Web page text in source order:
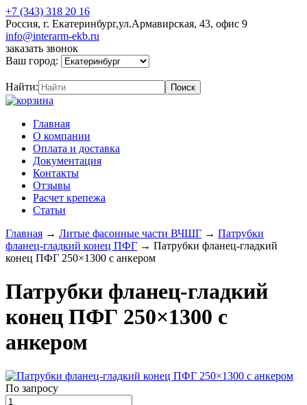
+7 (343) 318 20 16
Россия, г. Екатеринбург,ул.Армавирская, 43, офис 9
info@interarm-ekb.ru
заказать звонок
Ваш город:
Найти:
Главная
О компании
Оплата и доставка
Документация
Контакты
Отзывы
Расчет крепежа
Статьи
Главная → Литые фасонные части ВЧШГ → Патрубки
фланец-гладкий конец ПФГ → Патрубки фланец-гладкий
конец ПФГ 250×1300 с анкером
Патрубки фланец-гладкий
конец ПФГ 250×1300 с
анкером
По запросу